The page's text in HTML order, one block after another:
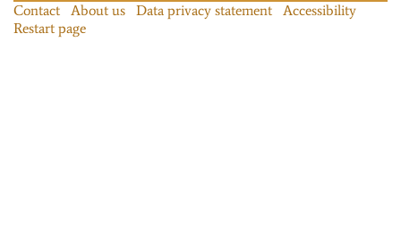
Contact About us Data privacy statement
Accessibility
Restart page